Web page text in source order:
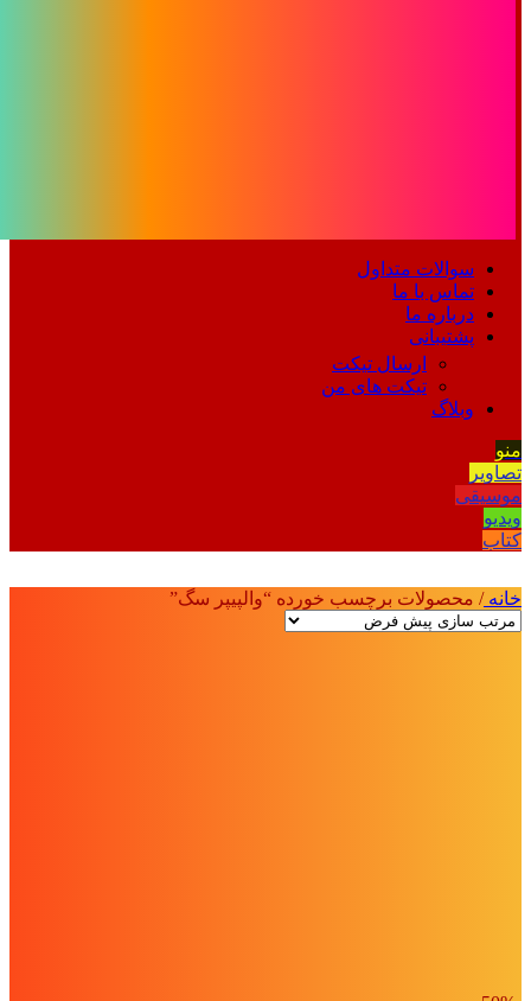
سوالات متداول
تماس با ما
درباره ما
پشتیبانی
ارسال تیکت
تیکت های من
وبلاگ
منو
تصاویر
موسیقی
ویدیو
کتاب
خانه/ محصولات برچسب خورده “والپیپر سگ”